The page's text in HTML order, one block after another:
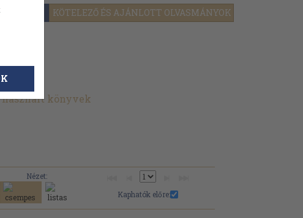
KÖTELEZŐ ÉS AJÁNLOTT OLVASMÁNYOK
könyvek
Nézet:
Kaphatók előre: